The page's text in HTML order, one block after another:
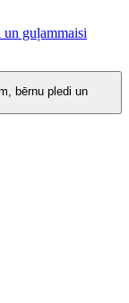
guļammaisi
bērnu pledi un